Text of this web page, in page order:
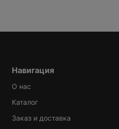
Навигация
О нас
Каталог
Заказ и доставка